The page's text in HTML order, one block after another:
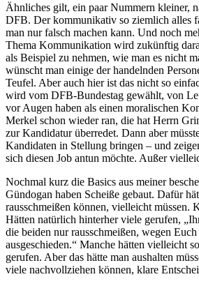
Ähnliches gilt, ein paar Nummern kleiner,
DFB. Der kommunikativ so ziemlich alles
man nur falsch machen kann. Und noch
Thema Kommunikation wird zukünftig
als Beispiel zu nehmen, wie man es nicht
wünscht man einige der handelnden
Teufel. Aber auch hier ist das nicht so
wird vom DFB-Bundestag gewählt, von
vor Augen haben als einen moralischen
Merkel schon wieder ran, die hat Herrn
zur Kandidatur überredet. Dann aber
Kandidaten in Stellung bringen – und
sich diesen Job antun möchte. Außer
Nochmal kurz die Basics aus meiner
Gündogan haben Scheiße gebaut. Dafür
rausschmeißen können, vielleicht müssen.
Hätten natürlich hinterher viele gerufen,
die beiden nur rausschmeißen, wegen
ausgeschieden.“ Manche hätten vielleicht
gerufen. Aber das hätte man aushalten
viele nachvollziehen können, klare